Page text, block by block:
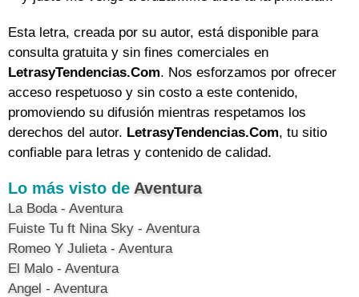
Esta letra, creada por su autor, está disponible para
consulta gratuita y sin fines comerciales en
LetrasyTendencias.Com. Nos esforzamos por ofrecer
acceso respetuoso y sin costo a este contenido,
promoviendo su difusión mientras respetamos los
derechos del autor. LetrasyTendencias.Com, tu sitio
confiable para letras y contenido de calidad.
Lo más visto de Aventura
La Boda - Aventura
Fuiste Tu ft Nina Sky - Aventura
Romeo Y Julieta - Aventura
El Malo - Aventura
Angel - Aventura